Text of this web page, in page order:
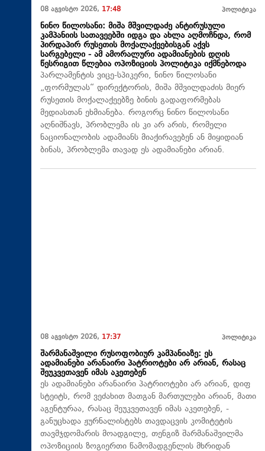
08 აგვისტო 2026, 17:48 პოლიტიკა
ნინო წილოსანი: მიშა მშვილდაძე ანტირუსული
კამპანიის სათავეებში იდგა და ახლა აღმოჩნდა, რომ
პირდაპირ რუსეთის მოქალაქეებისგან აქვს
სარგებელი - ამ ამორალური ადამიანების დღის
წესრიგით წლებია ოპოზიციის პოლიტიკა იქმნებოდა
პარლამენტის ვიცე-სპიკერი, ნინო წილოსანი
„ფორმულას“ დირექტორის, მიშა მშვილდაძის მიერ
რუსეთის მოქალაქეებზე ბინის გადაფორმებას
მედიასთან ეხმიანება. როგორც ნინო წილოსანი
აღნიშნავს, პრობლემა ის კი არ არის, რომელი
ნაციონალობის ადამიანს მიაქირავებენ ან მიყიდიან
ბინას, პრობლემა თავად ეს ადამიანები არიან.
08 აგვისტო 2026, 17:37 პოლიტიკა
შარმანაშვილი რუსოფობიურ კამპანიაზე: ეს
ადამიანები არანაირი პატრიოტები არ არიან, რასაც
შეუკვეთავენ იმას აკეთებენ
ეს ადამიანები არანაირი პატრიოტები არ არიან, დიფ
სტეიტს, რომ ვეძახით მათგან მართულები არიან, მათი
აგენტურაა, რასაც შეუკვეთავენ იმას აკეთებენ, -
განუცხადა ჟურნალისტებს თავდაცვის კომიტეტის
თავმჯდომარის მოადგილე, თენგიზ შარმანაშვილმა
ოპოზიციის ზოგიერთი წამომადგენლის მხრიდან